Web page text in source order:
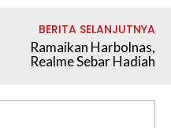
BERITA SELANJUTNYA
Ramaikan Harbolnas,
Realme Sebar Hadiah